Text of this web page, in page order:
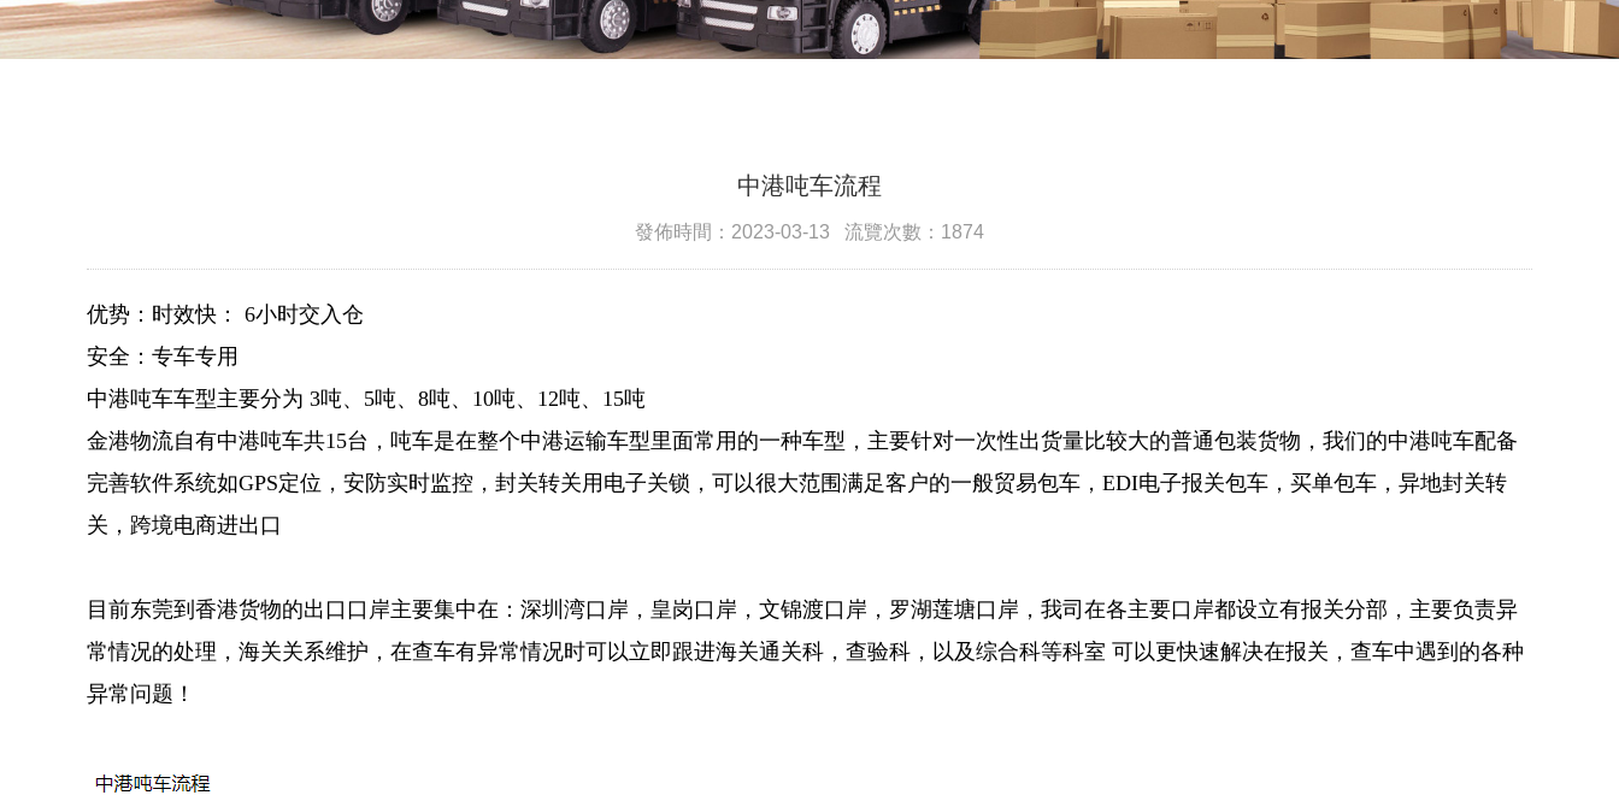
中港吨车流程
發佈時間：2023-03-13 流覽次數：1874
优势：时效快： 6小时交入仓
安全：专车专用
中港吨车车型主要分为 3吨、5吨、8吨、10吨、12吨、15吨
金港物流自有中港吨车共15台，吨车是在整个中港运输车型里面常用的一种车型，主要针对一次性出货量比较大的普通包装货物，我们的中港吨车配备
完善软件系统如GPS定位，安防实时监控，封关转关用电子关锁，可以很大范围满足客户的一般贸易包车，EDI电子报关包车，买单包车，异地封关转
关，跨境电商进出口
目前东莞到香港货物的出口口岸主要集中在：深圳湾口岸，皇岗口岸，文锦渡口岸，罗湖莲塘口岸，我司在各主要口岸都设立有报关分部，主要负责异
常情况的处理，海关关系维护，在查车有异常情况时可以立即跟进海关通关科，查验科，以及综合科等科室 可以更快速解决在报关，查车中遇到的各种
异常问题！